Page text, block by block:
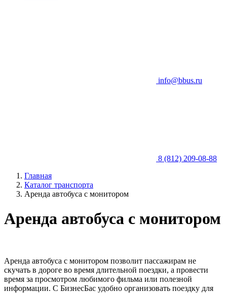
info@bbus.ru
8 (812) 209-08-88
Главная
Каталог транспорта
Аренда автобуса с монитором
Аренда автобуса с монитором
Аренда автобуса с монитором позволит пассажирам не
скучать в дороге во время длительной поездки, а провести
время за просмотром любимого фильма или полезной
информации. С БизнесБас удобно организовать поездку для